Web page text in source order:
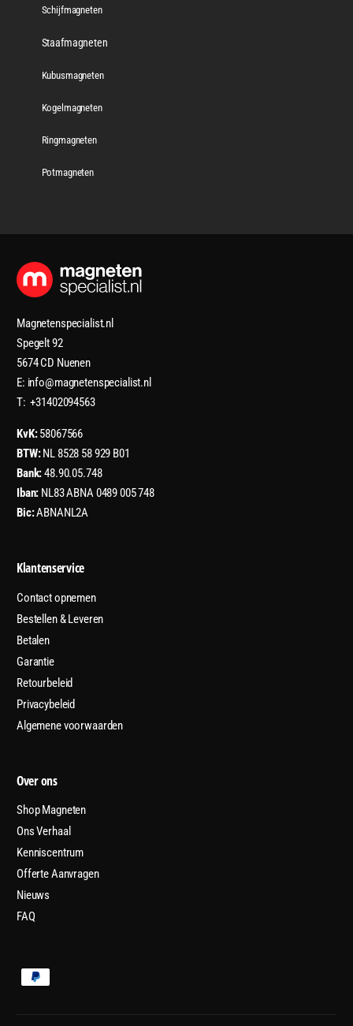
Schijfmagneten
Staafmagneten
Kubusmagneten
Kogelmagneten
Ringmagneten
Potmagneten
Magnetenspecialist.nl
Spegelt 92
5674 CD Nuenen
E: info@magnetenspecialist.nl
T: +31402094563
KvK:58067566
BTW:NL 8528 58 929 B01
Bank:48.90.05.748
Iban: NL83 ABNA 0489 005 748
Bic:ABNANL2A
Klantenservice
Contact opnemen
Bestellen & Leveren
Betalen
Garantie
Retourbeleid
Privacybeleid
Algemene voorwaarden
Over ons
Shop Magneten
Ons Verhaal
Kenniscentrum
Offerte Aanvragen
Nieuws
FAQ